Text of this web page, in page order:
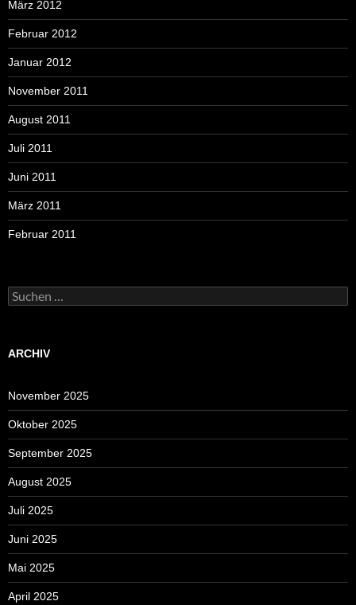
März 2012
Februar 2012
Januar 2012
November 2011
August 2011
Juli 2011
Juni 2011
März 2011
Februar 2011
Suchen
nach:
ARCHIV
November 2025
Oktober 2025
September 2025
August 2025
Juli 2025
Juni 2025
Mai 2025
April 2025